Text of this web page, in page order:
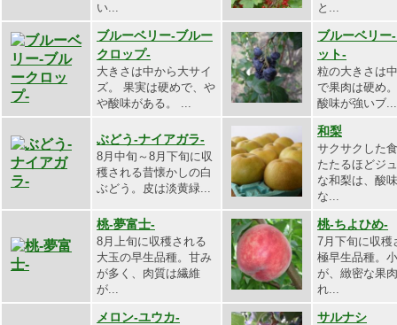
い...
と...
ブルーベリー-ブルー
クロップ-
大きさは中から大サイ
ズ。 果実は硬めで、や
や酸味がある。 ...
ブルーベリー
ット‐
粒の大きさは
で果肉は硬め
酸味が強いブ...
ぶどう-ナイアガラ-
8月中旬～8月下旬に収
穫される昔懐かしの白
ぶどう。皮は淡黄緑...
和梨
サクサクした
たたるほどジ
な和梨は、酸
な...
桃-夢富士-
8月上旬に収穫される
大玉の早生品種。甘み
が多く、肉質は繊維
が...
桃-ちよひめ-
7月下旬に収穫
極早生品種。
が、緻密な果
れ...
メロン-ユウカ- サルナシ